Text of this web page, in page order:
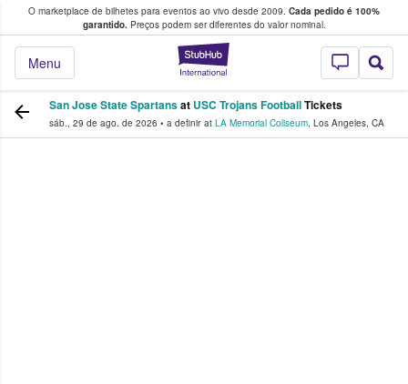
O marketplace de bilhetes para eventos ao vivo desde 2009. Cada pedido é 100%
garantido.Preços podem ser diferentes do valor nominal.
StubHub – onde
Menu
fãs compram e vendem bilhetes
San Jose State Spartansat USC Trojans FootballTickets
sáb., 29 de ago. de 2026 • a definir at LA Memorial Coliseum, Los Angeles, CA